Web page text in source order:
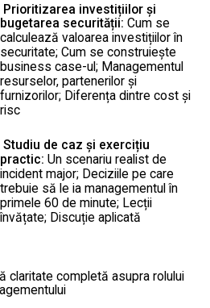
Prioritizarea investițiilor și
bugetarea securității: Cum se
calculează valoarea investițiilor în
securitate; Cum se construiește
business case-ul; Managementul
resurselor, partenerilor și
furnizorilor; Diferența dintre cost și
risc
Studiu de caz și exercițiu
practic: Un scenariu realist de
incident major; Deciziile pe care
trebuie să le ia managementul în
primele 60 de minute; Lecții
învățate; Discuție aplicată
claritate completă asupra rolului